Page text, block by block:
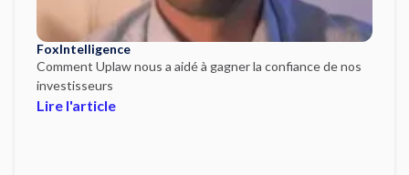
FoxIntelligence
Comment Uplaw nous a aidé à gagner la confiance de nos
investisseurs
Lire l'article